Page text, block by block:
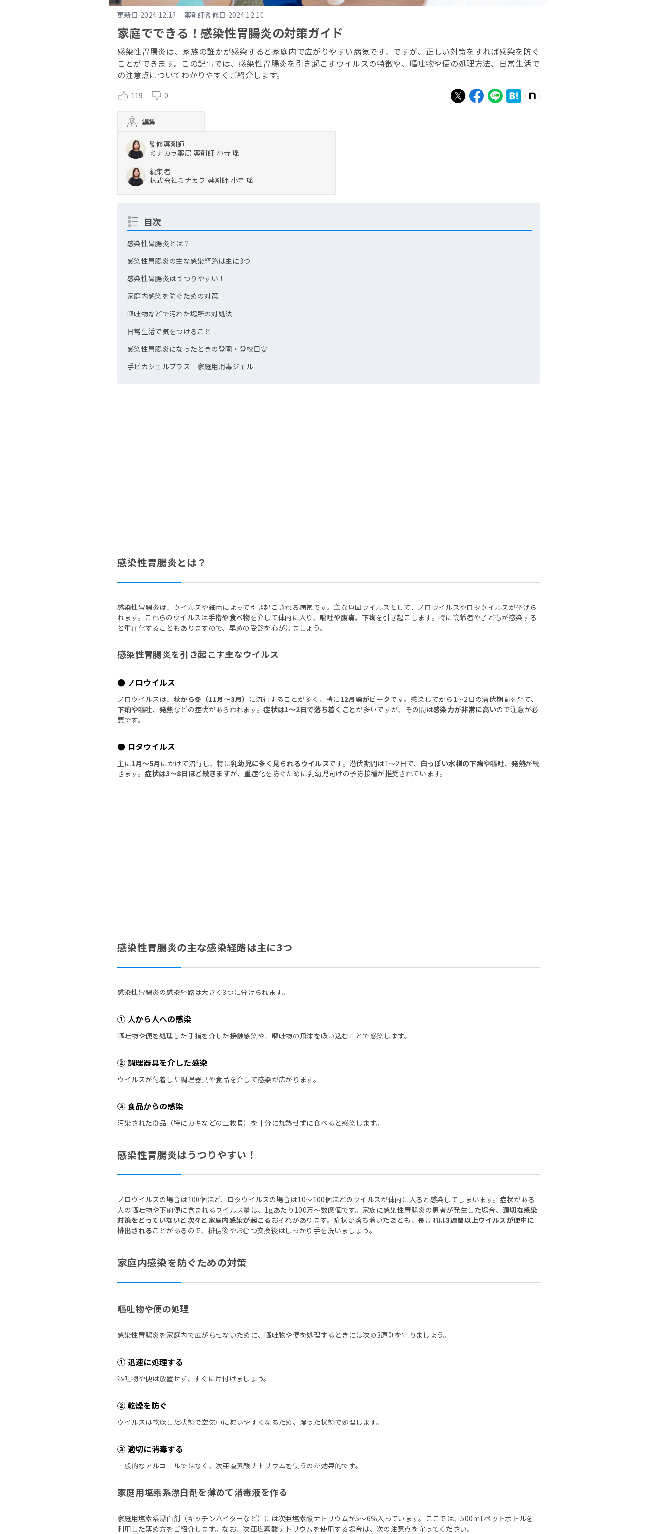
更新日 2024.12.17 薬剤師監修日 2024.12.10
家庭でできる！感染性胃腸炎の対策ガイド
感染性胃腸炎は、家族の誰かが感染すると家庭内で広がりやすい病気です。ですが、正しい対策をすれば感染を防ぐ
ことができます。この記事では、感染性胃腸炎を引き起こすウイルスの特徴や、嘔吐物や便の処理方法、日常生活で
の注意点についてわかりやすくご紹介します。
119 0
編集
監修薬剤師
ミナカラ薬局 薬剤師 小寺 瑶
編集者
株式会社ミナカラ 薬剤師 小寺 瑶
目次
感染性胃腸炎とは？
感染性胃腸炎の主な感染経路は主に3つ
感染性胃腸炎はうつりやすい！
家庭内感染を防ぐための対策
嘔吐物などで汚れた場所の対処法
日常生活で気をつけること
感染性胃腸炎になったときの登園・登校目安
手ピカジェルプラス｜家庭用消毒ジェル
感染性胃腸炎とは？
感染性胃腸炎は、ウイルスや細菌によって引き起こされる病気です。主な原因ウイルスとして、ノロウイルスやロタウイルスが挙げら
れます。これらのウイルスは手指や食べ物を介して体内に入り、嘔吐や腹痛、下痢を引き起こします。特に高齢者や子どもが感染する
と重症化することもありますので、早めの受診を心がけましょう。
感染性胃腸炎を引き起こす主なウイルス
● ノロウイルス
ノロウイルスは、 秋から冬（11月〜3月） に流行することが多く、特に12月頃がピークです。感染してから1〜2日の潜伏期間を経て、
下痢や嘔吐、発熱などの症状があらわれます。症状は1〜2日で落ち着くことが多いですが、その間は感染力が非常に高いので注意が必
要です。
● ロタウイルス
主に1月〜5月 にかけて流行し、特に乳幼児に多く見られるウイルスです。潜伏期間は1〜2日で、 白っぽい水様の下痢や嘔吐、発熱が続
きます。症状は3〜8日ほど続きますが、重症化を防ぐために乳幼児向けの予防接種が推奨されています。
感染性胃腸炎の主な感染経路は主に3つ
感染性胃腸炎の感染経路は大きく3つに分けられます。
① 人から人への感染
嘔吐物や便を処理した手指を介した接触感染や、嘔吐物の飛沫を吸い込むことで感染します。
② 調理器具を介した感染
ウイルスが付着した調理器具や食品を介して感染が広がります。
③ 食品からの感染
汚染された食品（特にカキなどの二枚貝）を十分に加熱せずに食べると感染します。
感染性胃腸炎はうつりやすい！
ノロウイルスの場合は100個ほど、ロタウイルスの場合は10～100個ほどのウイルスが体内に入ると感染してしまいます。症状がある
人の嘔吐物や下痢便に含まれるウイルス量は、1gあたり100万～数億個です。家族に感染性胃腸炎の患者が発生した場合、 適切な感染
対策をとっていないと次々と家庭内感染が起こる おそれがあります。症状が落ち着いたあとも、長ければ3週間以上ウイルスが便中に
排出される ことがあるので、排便後やおむつ交換後はしっかり手を洗いましょう。
家庭内感染を防ぐための対策
嘔吐物や便の処理
感染性胃腸炎を家庭内で広がらせないために、嘔吐物や便を処理するときには次の3原則を守りましょう。
① 迅速に処理する
嘔吐物や便は放置せず、すぐに片付けましょう。
② 乾燥を防ぐ
ウイルスは乾燥した状態で空気中に舞いやすくなるため、湿った状態で処理します。
③ 適切に消毒する
一般的なアルコールではなく、次亜塩素酸ナトリウムを使うのが効果的です。
家庭用塩素系漂白剤を薄めて消毒液を作る
家庭用塩素系漂白剤（キッチンハイターなど）には次亜塩素酸ナトリウムが5～6％入っています。ここでは、500ｍLペットボトルを
利用した薄め方をご紹介します。なお、次亜塩素酸ナトリウムを使用する場合は、次の注意点を守ってください。